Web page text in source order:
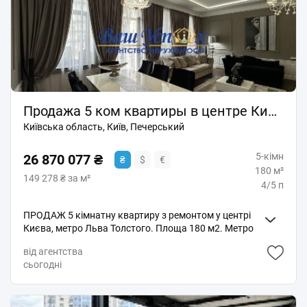
Продажа 5 ком квартиры в центре Киева. Олимпийский стадион
Київська область, Київ, Печерський
26 870 077 ₴ ₴ $
€
149 278 ₴ за м²
5-кімн
180 м²
4/5 п
ПРОДАЖ 5 кімнатну квартиру з ремонтом у центрі
Києва, метро Льва Толстого. Площа 180 м2. Метро
поверх ( будинок без ліфта ) з високими стелями від
3 до 3.5 м, що створює відчуття простору і комфорту.
який ПОКАЗУЕ приємне перше враження. У дворі ви
від агентства
сьогодні